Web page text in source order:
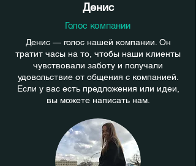
Денис
Голос компании
Денис — голос нашей компании. Он
тратит часы на то, чтобы наши клиенты
чувствовали заботу и получали
удовольствие от общения с компанией.
Если у вас есть предложения или идеи,
вы можете написать нам.